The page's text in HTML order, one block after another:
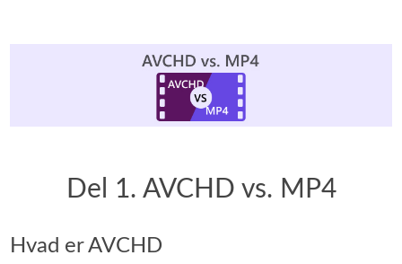
Del 1. AVCHD vs. MP4
Hvad er AVCHD